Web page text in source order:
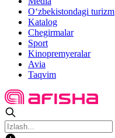
O‘zbekistondagi turizm
Katalog
Chegirmalar
Sport
Kinopremyeralar
Avia
Taqvim